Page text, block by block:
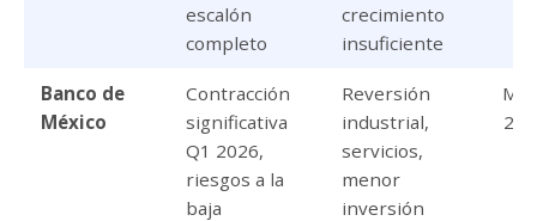
escalón
completo
crecimiento
insuficiente
Banco de
México
Contracción
significativa
Q1 2026,
riesgos a la
baja
Reversión
industrial,
servicios,
menor
inversión